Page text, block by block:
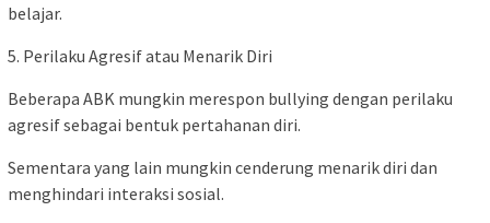
belajar.
5. Perilaku Agresif atau Menarik Diri
Beberapa ABK mungkin merespon bullying dengan perilaku
agresif sebagai bentuk pertahanan diri.
Sementara yang lain mungkin cenderung menarik diri dan
menghindari interaksi sosial.